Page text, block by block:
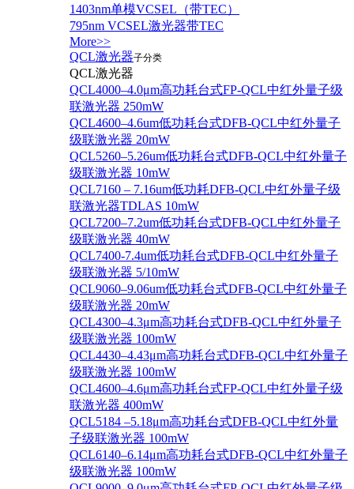
1403nm单模VCSEL（带TEC）
795nm VCSEL激光器带TEC
More>>
QCL激光器子分类
QCL激光器
QCL4000–4.0μm高功耗台式FP-QCL中红外量子级
联激光器 250mW
QCL4600–4.6um低功耗台式DFB-QCL中红外量子
级联激光器 20mW
QCL5260–5.26um低功耗台式DFB-QCL中红外量子
级联激光器 10mW
QCL7160 – 7.16um低功耗DFB-QCL中红外量子级
联激光器TDLAS 10mW
QCL7200–7.2um低功耗台式DFB-QCL中红外量子
级联激光器 40mW
QCL7400-7.4um低功耗台式DFB-QCL中红外量子
级联激光器 5/10mW
QCL9060–9.06um低功耗台式DFB-QCL中红外量子
级联激光器 20mW
QCL4300–4.3μm高功耗台式DFB-QCL中红外量子
级联激光器 100mW
QCL4430–4.43μm高功耗台式DFB-QCL中红外量子
级联激光器 100mW
QCL4600–4.6μm高功耗台式FP-QCL中红外量子级
联激光器 400mW
QCL5184 –5.18μm高功耗台式DFB-QCL中红外量
子级联激光器 100mW
QCL6140–6.14μm高功耗台式DFB-QCL中红外量子
级联激光器 100mW